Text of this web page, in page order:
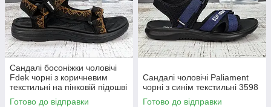
Сандалі босоніжки чоловічі
Fdek чорні з коричневим
текстильні на пінковій підошві
3762
Готово до відправки
Сандалі чоловічі Paliament
чорні з синім текстильні 3598
Готово до відправки